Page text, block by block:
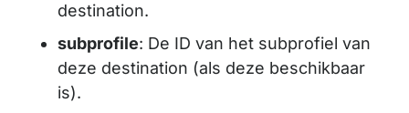
destination.
subprofile: De ID van het subprofiel van
deze destination (als deze beschikbaar
is).